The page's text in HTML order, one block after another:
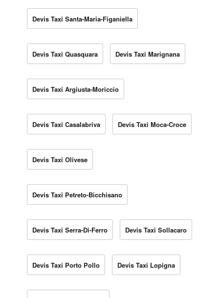
Devis Taxi Santa-Maria-Figaniella
Devis Taxi Quasquara Devis Taxi Marignana
Devis Taxi Argiusta-Moriccio
Devis Taxi Casalabriva Devis Taxi Moca-Croce
Devis Taxi Olivese
Devis Taxi Petreto-Bicchisano
Devis Taxi Serra-Di-Ferro Devis Taxi Sollacaro
Devis Taxi Porto Pollo Devis Taxi Lopigna